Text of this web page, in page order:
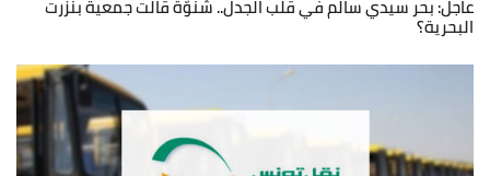
عاجل: بحر سيدي سالم في قلب الجدل.. شنوّة قالت جمعية بنزرت
البحرية؟